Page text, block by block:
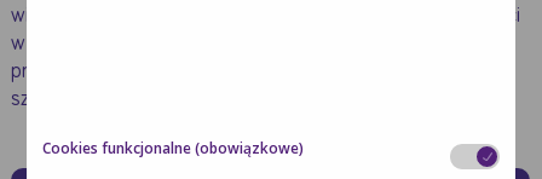
wielokrotnego zwiększenia objętości pokarmu i do trudności
w jego podawaniu w dostatecznej ilości. Ponadto w
przypadku jedzenia przygotowanego w domu należy
szczególnie dbać o higienę posiłku.
Cookies funkcjonalne (obowiązkowe)